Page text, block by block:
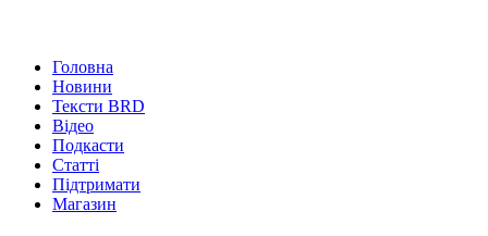
Головна
Новини
Тексти BRD
Відео
Подкасти
Статті
Підтримати
Магазин